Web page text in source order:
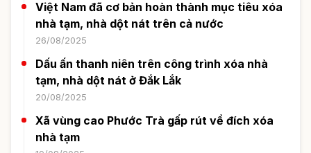
Việt Nam đã cơ bản hoàn thành mục tiêu xóa
nhà tạm, nhà dột nát trên cả nước
26/08/2025
Dấu ấn thanh niên trên công trình xóa nhà
tạm, nhà dột nát ở Đắk Lắk
20/08/2025
Xã vùng cao Phước Trà gấp rút về đích xóa
nhà tạm